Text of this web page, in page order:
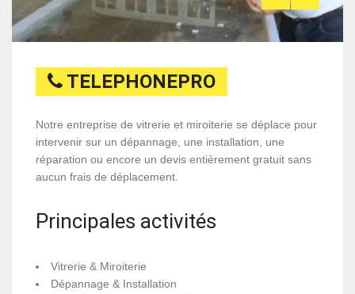
TELEPHONEPRO
Notre entreprise de vitrerie et miroiterie se déplace pour
intervenir sur un dépannage, une installation, une
réparation ou encore un devis entièrement gratuit sans
aucun frais de déplacement.
Principales activités
Vitrerie & Miroiterie
Dépannage & Installation